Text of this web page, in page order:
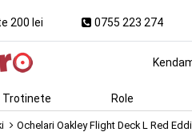
200 lei 0755 223 274
Trotinete Role
Ochelari Oakley Flight Deck L Red